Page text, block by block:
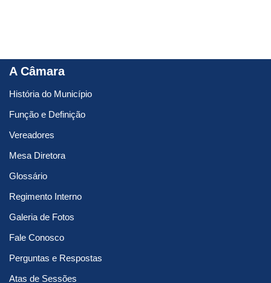
A Câmara
História do Município
Função e Definição
Vereadores
Mesa Diretora
Glossário
Regimento Interno
Galeria de Fotos
Fale Conosco
Perguntas e Respostas
Atas de Sessões